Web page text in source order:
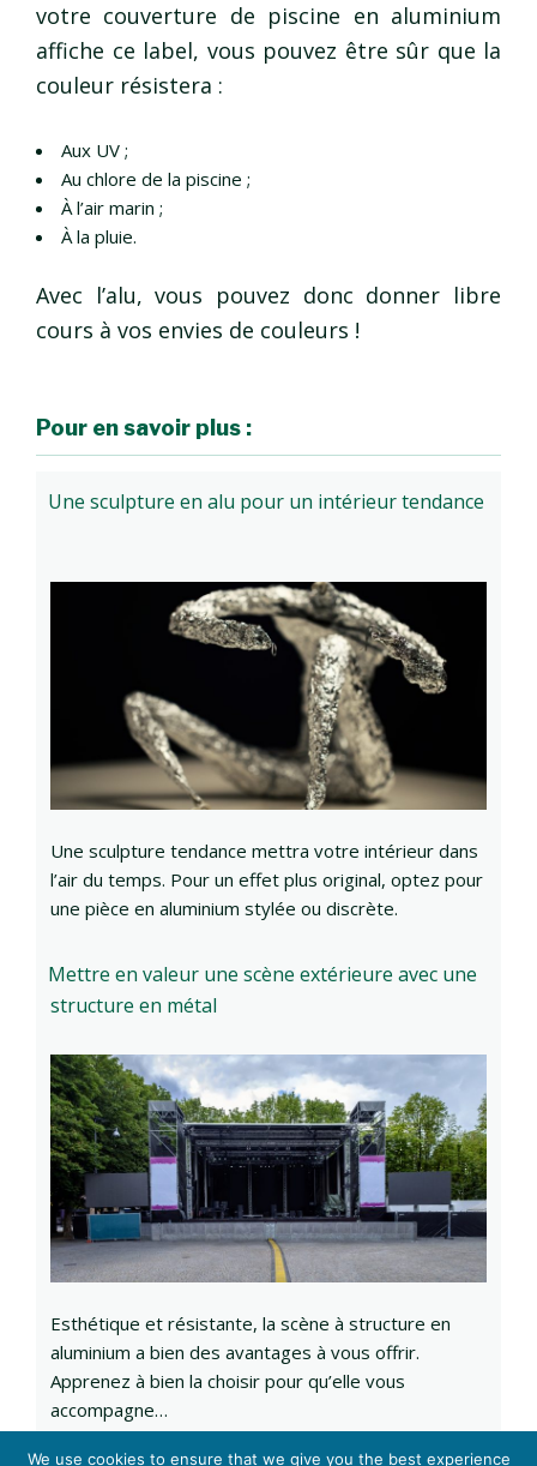
votre couverture de piscine en aluminium
affiche ce label, vous pouvez être sûr que la
couleur résistera :
Aux UV ;
Au chlore de la piscine ;
À l’air marin ;
À la pluie.
Avec l’alu, vous pouvez donc donner libre
cours à vos envies de couleurs !
Pour en savoir plus :
Une sculpture en alu pour un intérieur tendance
Une sculpture tendance mettra votre intérieur dans
l’air du temps. Pour un effet plus original, optez pour
une pièce en aluminium stylée ou discrète.
Mettre en valeur une scène extérieure avec une
structure en métal
Esthétique et résistante, la scène à structure en
aluminium a bien des avantages à vous offrir.
Apprenez à bien la choisir pour qu’elle vous
accompagne…
We use cookies to ensure that we give you the best experience